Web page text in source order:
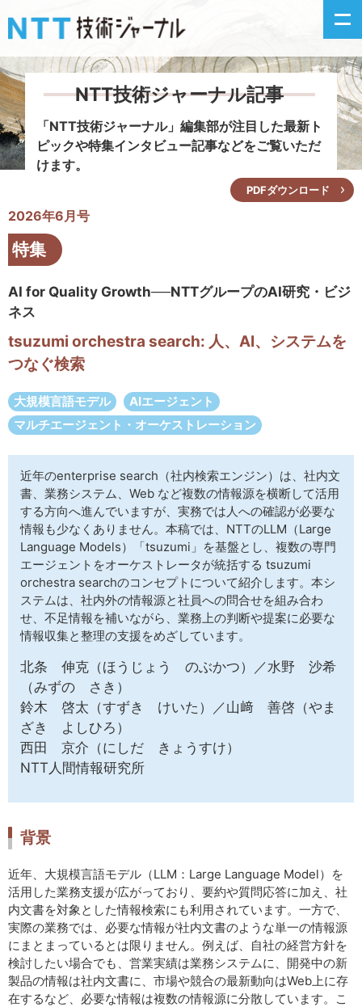
新着情報
イベントカレンダー
NTT技術ジャーナル記事
「NTT技術ジャーナル」編集部が注目した最新ト
ピックや特集インタビュー記事などをご覧いただ
けます。
PDFダウンロード
2026年6月号
特集
AI for Quality Growth──NTTグループのAI研究・ビジ
ネス
tsuzumi orchestra search: 人、AI、システムを
つなぐ検索
大規模言語モデル
AIエージェント
マルチエージェント・オーケストレーション
近年のenterprise search（社内検索エンジン）は、社内文
書、業務システム、Web など複数の情報源を横断して活用
する方向へ進んでいますが、実務では人への確認が必要な
情報も少なくありません。本稿では、NTTのLLM（Large
Language Models）「tsuzumi」を基盤とし、複数の専門
エージェントをオーケストレータが統括する tsuzumi
orchestra searchのコンセプトについて紹介します。本シ
ステムは、社内外の情報源と社員への問合せを組み合わ
せ、不足情報を補いながら、業務上の判断や提案に必要な
情報収集と整理の支援をめざしています。
北条 伸克（ほうじょう のぶかつ）／水野 沙希
（みずの さき）
鈴木 啓太（すずき けいた）／山﨑 善啓（やま
ざき よしひろ）
西田 京介（にしだ きょうすけ）
NTT人間情報研究所
背景
近年、大規模言語モデル（LLM：Large Language Model）を
活用した業務支援が広がっており、要約や質問応答に加え、社
内文書を対象とした情報検索にも利用されています。一方で、
実際の業務では、必要な情報が社内文書のような単一の情報源
にまとまっているとは限りません。例えば、自社の経営方針を
検討したい場合でも、営業実績は業務システムに、開発中の新
製品の情報は社内文書に、市場や競合の最新動向はWeb上に存
在するなど、必要な情報は複数の情報源に分散しています。こ